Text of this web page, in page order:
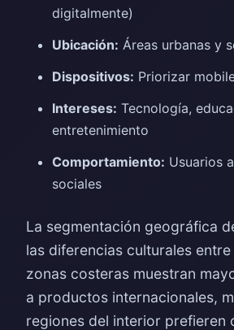
digitalmente)
Ubicación: Áreas urbanas y
Dispositivos: Priorizar
Intereses: Tecnología,
entretenimiento
Comportamiento: Usuarios
sociales
La segmentación geográfica
las diferencias culturales
zonas costeras muestran
a productos internacionales,
regiones del interior prefieren